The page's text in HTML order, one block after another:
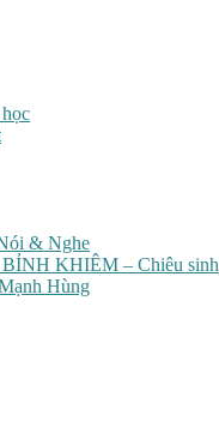
& Nghe
KHIÊM – Chiêu sinh
Hùng